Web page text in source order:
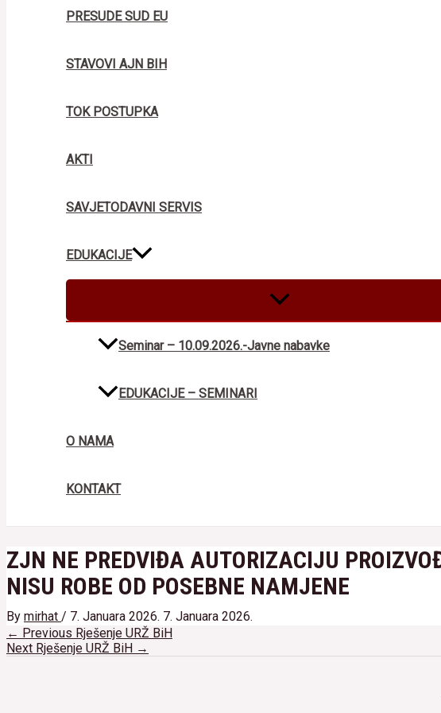
PRESUDE SUD EU
STAVOVI AJN BIH
TOK POSTUPKA
AKTI
SAVJETODAVNI SERVIS
EDUKACIJE
MENU
TOGGLE
Seminar – 10.09.2026.-Javne nabavke
EDUKACIJE – SEMINARI
O NAMA
KONTAKT
ZJN NE PREDVIĐA AUTORIZACIJU
NISU ROBE OD POSEBNE NAMJENE
By mirhat / 7. Januara 2026. 7. Januara 2026.
Navigacija
članaka
← Previous Rješenje URŽ BiH
Next Rješenje URŽ BiH →